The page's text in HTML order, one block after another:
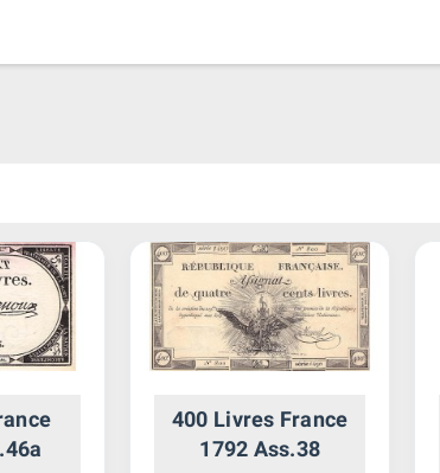
400 Livres France
1792 Ass.38